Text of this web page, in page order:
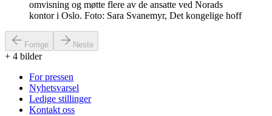
omvisning og møtte flere av de ansatte ved Norads
kontor i Oslo. Foto: Sara Svanemyr, Det kongelige hoff
Forrige Neste
+ 4 bilder
For pressen
Nyhetsvarsel
Ledige stillinger
Kontakt oss